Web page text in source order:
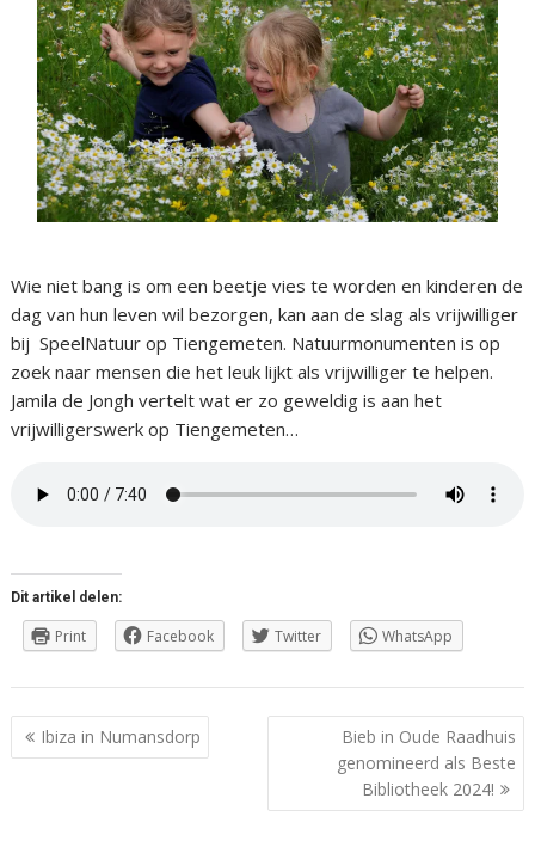
Wie niet bang is om een beetje vies te worden en kinderen de
dag van hun leven wil bezorgen, kan aan de slag als vrijwilliger
bij SpeelNatuur op Tiengemeten. Natuurmonumenten is op
zoek naar mensen die het leuk lijkt als vrijwilliger te helpen.
Jamila de Jongh vertelt wat er zo geweldig is aan het
vrijwilligerswerk op Tiengemeten…
Dit artikel delen:
Print Facebook Twitter WhatsApp
Berichtnavigatie
Ibiza in Numansdorp
Bieb in Oude Raadhuis
genomineerd als Beste
Bibliotheek 2024!